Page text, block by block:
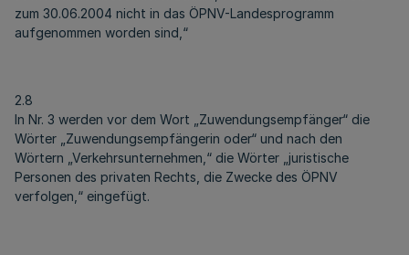
zum 30.06.2004 nicht in das ÖPNV-Landesprogramm
aufgenommen worden sind,“
2.8
In Nr. 3 werden vor dem Wort „Zuwendungsempfänger“ die
Wörter „Zuwendungsempfängerin oder“ und nach den
Wörtern „Verkehrsunternehmen,“ die Wörter „juristische
Personen des privaten Rechts, die Zwecke des ÖPNV
verfolgen,“ eingefügt.